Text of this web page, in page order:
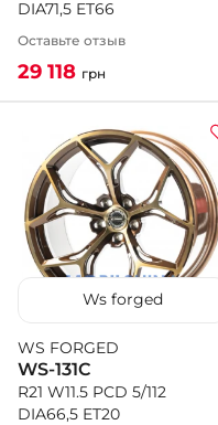
DIA71,5 ET66
Оставьте отзыв
29 118 грн
Ws forged
WS FORGED
WS-131C
R21 W11.5 PCD 5/112
DIA66,5 ET20